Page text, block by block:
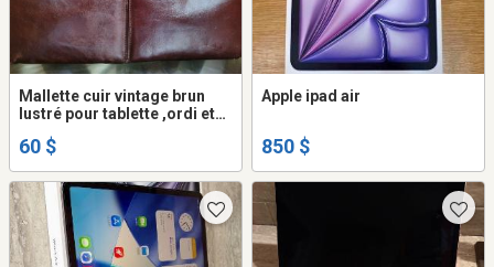
Mallette cuir vintage brun
lustré pour tablette ,ordi et
60 $
Apple ipad air
850 $